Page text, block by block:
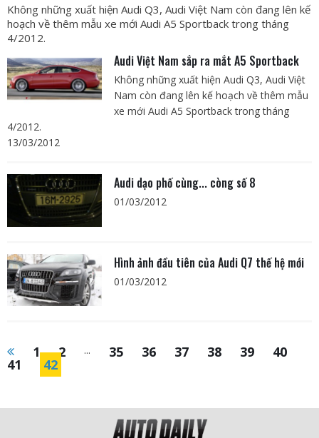
Không những xuất hiện Audi Q3, Audi Việt Nam còn đang lên kế
hoạch về thêm mẫu xe mới Audi A5 Sportback trong tháng
4/2012.
Audi Việt Nam sắp ra mắt A5 Sportback
Không những xuất hiện Audi Q3, Audi Việt
Nam còn đang lên kế hoạch về thêm mẫu
xe mới Audi A5 Sportback trong tháng
4/2012.
13/03/2012
Audi dạo phố cùng... còng số 8
01/03/2012
Hình ảnh đầu tiên của Audi Q7 thế hệ mới
01/03/2012
1 2 ... 35 36 37 38 39 40
41 42